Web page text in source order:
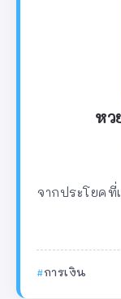
หว
จากประโยค
การเงิน